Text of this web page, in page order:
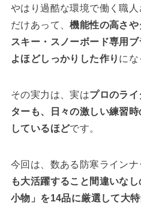
やはり過酷な環境で働く職
だけあって、機能性の高さ
スキー・スノーボード専用
よほどしっかりした作り にな
その実力は、実はプロのラ
ターも、日々の激しい練習
しているほどです。
今回は、数ある防寒ラインナ
も大活躍すること間違いな
小物」を14品に厳選して大